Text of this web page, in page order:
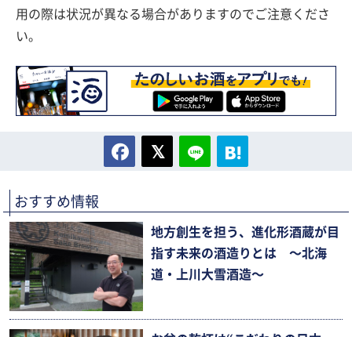
用の際は状況が異なる場合がありますのでご注意くださ
い。
おすすめ情報
地方創生を担う、進化形酒蔵が目
指す未来の酒造りとは 〜北海
道・上川大雪酒造〜